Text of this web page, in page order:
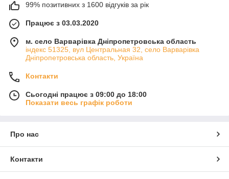
99% позитивних з 1600 відгуків за рік
Працює з 03.03.2020
м. село Варварівка Дніпропетровська область
індекс 51325, вул Центральная 32, село Варварівка
Дніпропетровська область, Україна
Контакти
Сьогодні працює з 09:00 до 18:00
Показати весь графік роботи
Про нас
Контакти